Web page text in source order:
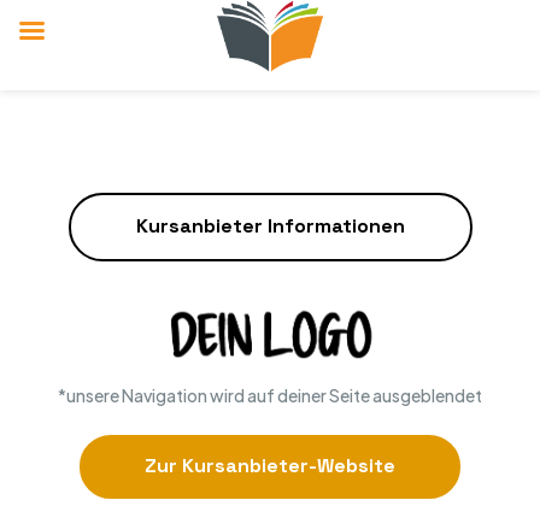
Kursanbieter Informationen
*unsere Navigation wird auf deiner Seite ausgeblendet
Zur Kursanbieter-Website